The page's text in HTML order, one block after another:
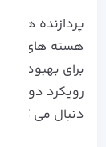
برای بهبود
رویکرد دوگانه‌
دنبال می‌ کنند.